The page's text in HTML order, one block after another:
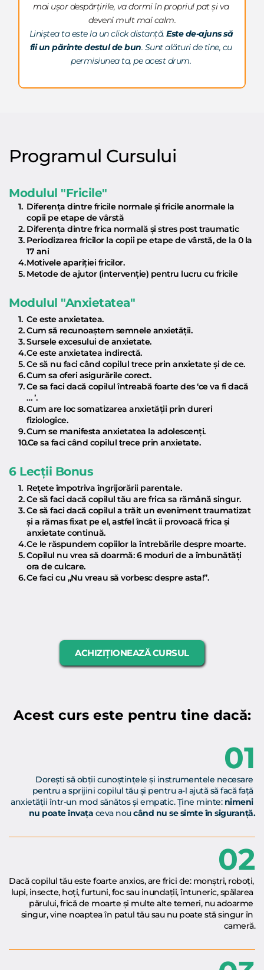
mai ușor despărțirile, va dormi în propriul pat și va
deveni mult mai calm.
Liniștea ta este la un click distanță. Este de-ajuns să
fii un părinte destul de bun. Sunt alături de tine, cu
permisiunea ta, pe acest drum.
Programul Cursului
Modulul "Fricile"
Diferența dintre fricile normale și fricile anormale la
copii pe etape de vârstă
Diferența dintre frica normală și stres post traumatic
Periodizarea fricilor la copii pe etape de vârstă, de la 0 la
17 ani
Motivele apariției fricilor.
Metode de ajutor (intervenție) pentru lucru cu fricile
Modulul "Anxietatea"
Ce este anxietatea.
Cum să recunoaștem semnele anxietății.
Sursele excesului de anxietate.
Ce este anxietatea indirectă.
Ce să nu faci când copilul trece prin anxietate și de ce.
Cum sa oferi asigurările corect.
Ce sa faci dacă copilul întreabă foarte des ‘ce va fi dacă
… ’.
Cum are loc somatizarea anxietății prin dureri
fiziologice.
Cum se manifesta anxietatea la adolescenți.
Ce sa faci când copilul trece prin anxietate.
6 Lecții Bonus
Rețete împotriva îngrijorării parentale.
Ce să faci dacă copilul tău are frica sa rămână singur.
Ce să faci dacă copilul a trăit un eveniment traumatizat
și a rămas fixat pe el, astfel încât ii provoacă frica și
anxietate continuă.
Ce le răspundem copiilor la întrebările despre moarte.
Copilul nu vrea să doarmă: 6 moduri de a îmbunătăți
ora de culcare.
Ce faci cu „Nu vreau să vorbesc despre asta!”.
ACHIZIȚIONEAZĂ CURSUL
Acest curs este pentru tine dacă:
01
Dorești să obții cunoștințele și instrumentele necesare
pentru a sprijini copilul tău și pentru a-l ajută să facă față
anxietății într-un mod sănătos și empatic. Ține minte: nimeni
nu poate învața ceva nou când nu se simte în siguranță.
02
Dacă copilul tău este foarte anxios, are frici de: monștri, roboți,
lupi, insecte, hoți, furtuni, foc sau inundații, întuneric, spălarea
părului, frică de moarte și multe alte temeri, nu adoarme
singur, vine noaptea în patul tău sau nu poate stă singur în
cameră.